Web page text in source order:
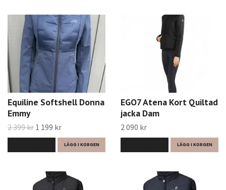
Equiline Softshell Donna
Emmy
2 399 kr 1 199 kr
LÄGG I KORGEN
EGO7 Atena Kort Quiltad
jacka Dam
2 090 kr
LÄGG I KORGEN